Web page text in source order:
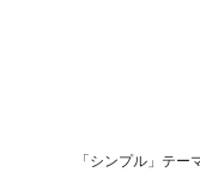
「シンプル」テ